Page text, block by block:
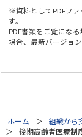
※資料としてPDFフ
す。
PDF書類をご覧にな
場合、最新バージョ
ホーム 組織から
後期高齢者医療制